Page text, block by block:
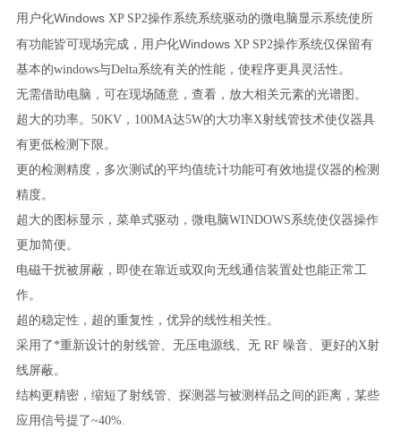
用户化Windows XP SP2操作系统系统驱动的微电脑显示系统使所
有功能皆可现场完成，用户化Windows XP SP2操作系统仅保留有
基本的windows与Delta系统有关的性能，使程序更具灵活性。
无需借助电脑，可在现场随意，查看，放大相关元素的光谱图。
超大的功率。50KV，100MA达5W的大功率X射线管技术使仪器具
有更低检测下限。
更的检测精度，多次测试的平均值统计功能可有效地提仪器的检测
精度。
超大的图标显示，菜单式驱动，微电脑WINDOWS系统使仪器操作
更加简便。
电磁干扰被屏蔽，即使在靠近或双向无线通信装置处也能正常工
作。
超的稳定性，超的重复性，优异的线性相关性。
采用了*重新设计的射线管、无压电源线、无 RF 噪音、更好的X射
线屏蔽。
结构更精密，缩短了射线管、探测器与被测样品之间的距离，某些
应用信号提了~40%.